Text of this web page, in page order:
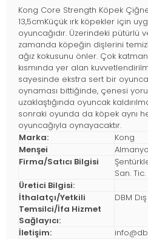
Kong Core Strength Köpek
13,5cmKüçük ırk köpekler için
oyuncağıdır. Üzerindeki pütürlü
zamanda köpeğin dişlerini
ağız kokusunu önler. Çok
kısmında yer alan
sayesinde ekstra sert bir
oynaması bittiğinde, çenesi
uzaklaştığında oyuncak
sonraki oyunda da köpek aynı
oyuncağıyla oynayacaktır.
Marka:
Kong
Menşei
Almanya
Firma/Satıcı Bilgisi
San. Tic.
Üretici Bilgisi:
İthalatçı/Yetkili
Temsilci/İfa Hizmet
Sağlayıcı:
DBM
İletişim: